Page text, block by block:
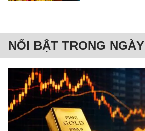
NỔI BẬT TRONG NGÀY